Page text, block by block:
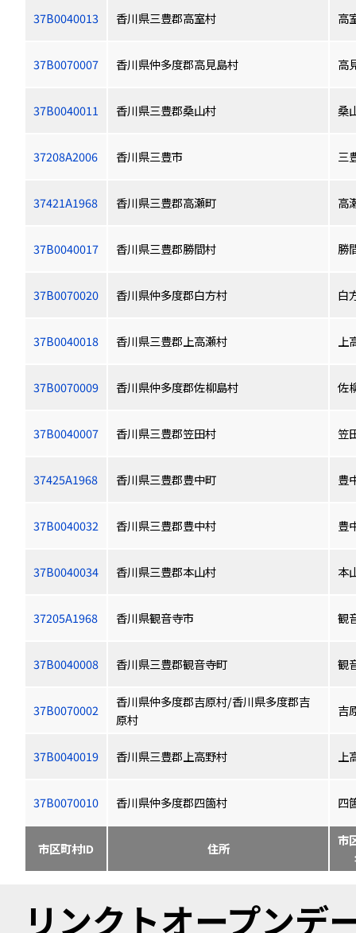
37B0040013 香川県三豊郡高室村 高
37B0070007 香川県仲多度郡高見島村 高
37B0040011 香川県三豊郡桑山村 桑
37208A2006 香川県三豊市 三
37421A1968 香川県三豊郡高瀬町 高
37B0040017 香川県三豊郡勝間村 勝
37B0070020 香川県仲多度郡白方村 白
37B0040018 香川県三豊郡上高瀬村 上
37B0070009 香川県仲多度郡佐柳島村 佐
37B0040007 香川県三豊郡笠田村 笠
37425A1968 香川県三豊郡豊中町 豊
37B0040032 香川県三豊郡豊中村 豊
37B0040034 香川県三豊郡本山村 本
37205A1968 香川県観音寺市 観
37B0040008 香川県三豊郡観音寺町 観
37B0070002
香川県仲多度郡吉原村/香川県多度郡吉
原村
吉
37B0040019 香川県三豊郡上高野村 上
37B0070010 香川県仲多度郡四箇村 四
市区町村ID 住所
市
リンクトオープン